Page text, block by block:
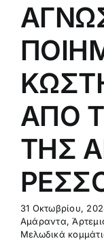
ΑΠΟ
ΤΗΣ
31 Οκτωβρίου,
Αμάραντα,
Μελωδικά